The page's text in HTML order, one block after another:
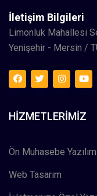
İletişim Bilgileri
Limonluk Mahallesi
Yenişehir - Mersin /
HIZMETLERIMIZ
Ön Muhasebe
Web Tasarım